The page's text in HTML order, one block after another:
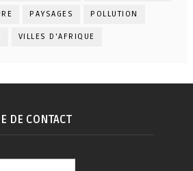
PAYSAGES POLLUTION
VILLES D'AFRIQUE
DE CONTACT